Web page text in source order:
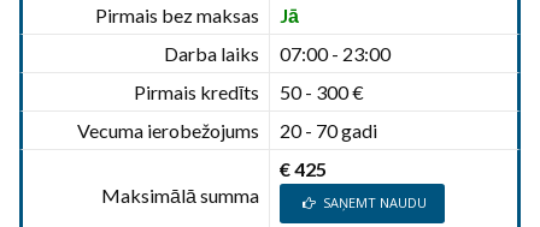
Pirmais bez maksas
Jā
Darba laiks
07:00 - 23:00
Pirmais kredīts
50 - 300 €
Vecuma ierobežojums
20 - 70 gadi
Maksimālā summa
€ 425
SAŅEMT NAUDU